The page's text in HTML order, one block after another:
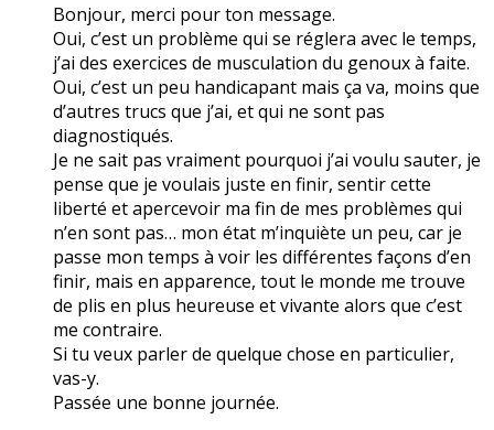
Bonjour, merci pour ton message.
Oui, c’est un problème qui se réglera avec le temps,
j’ai des exercices de musculation du genoux à faite.
Oui, c’est un peu handicapant mais ça va, moins que
d’autres trucs que j’ai, et qui ne sont pas
diagnostiqués.
Je ne sait pas vraiment pourquoi j’ai voulu sauter, je
pense que je voulais juste en finir, sentir cette
liberté et apercevoir ma fin de mes problèmes qui
n’en sont pas… mon état m’inquiète un peu, car je
passe mon temps à voir les différentes façons d’en
finir, mais en apparence, tout le monde me trouve
de plis en plus heureuse et vivante alors que c’est
me contraire.
Si tu veux parler de quelque chose en particulier,
vas-y.
Passée une bonne journée.